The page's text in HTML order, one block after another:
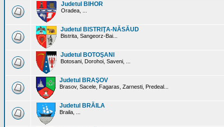
Judetul BIHOR
Oradea, ...
Judetul BISTRIŢA-NĂSĂUD
Bistrita, Sangeorz-Bai...
Judetul BOTOŞANI
Botosani, Dorohoi, Saveni, ...
Judetul BRAŞOV
Brasov, Sacele, Fagaras, Zarnesti, Predeal...
Judetul BRĂILA
Braila, ...